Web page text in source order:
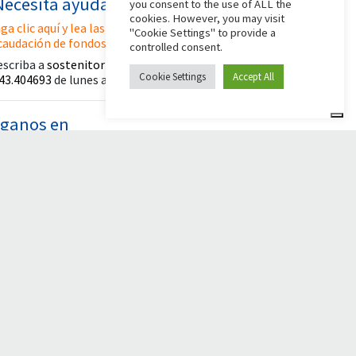
clic aquí y lea las instrucciones para crear su
de fondos
asostenitori@apg23.orgo llame al
de lunes a viernes (horario de oficina).
en
you consent to the use of ALL the
cookies. However, you may visit
"Cookie Settings" to provide a
controlled consent.
Cookie Settings Accept All